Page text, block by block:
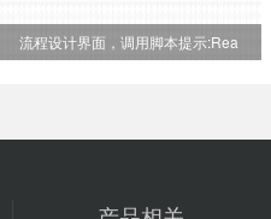
流程设计界面，调用脚本提示:Rea